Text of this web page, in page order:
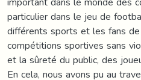
particulier dans le jeu de
différents sports et les fans
compétitions sportives sans
et la sûreté du public, des
En cela, nous avons pu au